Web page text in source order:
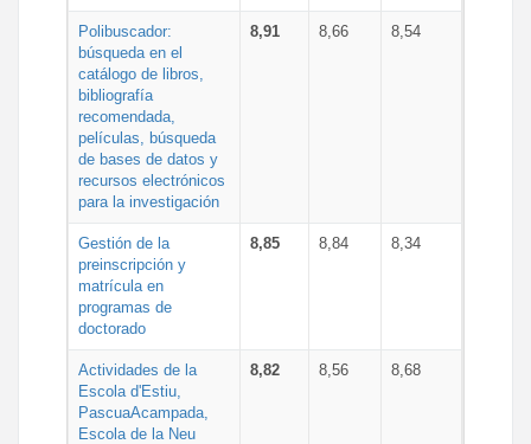
Polibuscador:
búsqueda en el
catálogo de libros,
bibliografía
recomendada,
películas, búsqueda
de bases de datos y
recursos electrónicos
para la investigación
8,91 8,66 8,54
Gestión de la
preinscripción y
matrícula en
programas de
doctorado
8,85 8,84 8,34
Actividades de la
Escola d'Estiu,
PascuaAcampada,
Escola de la Neu
8,82 8,56 8,68